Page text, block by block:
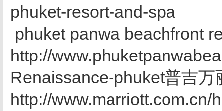
phuket-resort-and-spa
phuket panwa beachfront
http://
Renaissance-phuket普吉万
http://www.marriott.com.cn/